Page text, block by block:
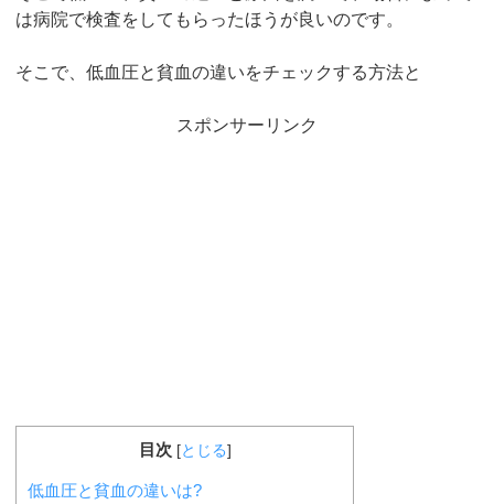
は病院で検査をしてもらったほうが良いのです。
そこで、低血圧と貧血の違いをチェックする方法と
スポンサーリンク
目次 [とじる]
低血圧と貧血の違いは?